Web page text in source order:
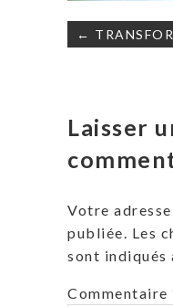
Navigation
de
←
Laisser
Votre
publiée. Les
sont indiqués
Commentaire